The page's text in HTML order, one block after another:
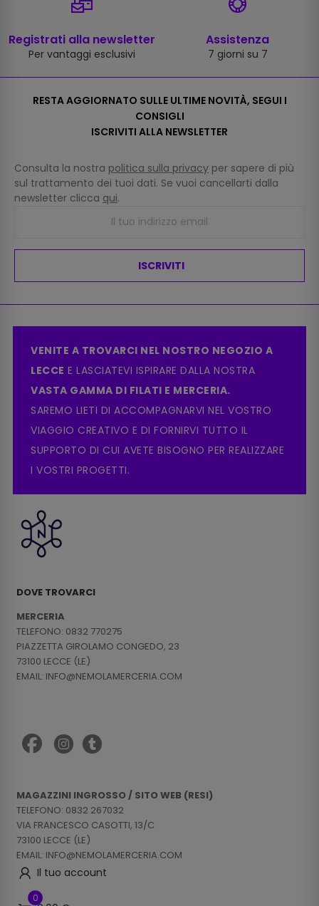
Registrati alla newsletter
Per vantaggi esclusivi
Assistenza
7 giorni su 7
RESTA AGGIORNATO SULLE ULTIME NOVITÀ, SEGUI I
CONSIGLI
ISCRIVITI ALLA NEWSLETTER
Consulta la nostra politica sulla privacy per sapere di più
sul trattamento dei tuoi dati. Se vuoi cancellarti dalla
newsletter clicca qui.
ISCRIVITI
VENITE A TROVARCI NEL NOSTRO NEGOZIO A
LECCE E LASCIATEVI ISPIRARE DALLA NOSTRA
VASTA GAMMA DI FILATI E MERCERIA.
SAREMO LIETI DI ACCOMPAGNARVI NEL VOSTRO
VIAGGIO CREATIVO E DI FORNIRVI TUTTO IL
SUPPORTO DI CUI AVETE BISOGNO PER REALIZZARE
I VOSTRI PROGETTI.
DOVE TROVARCI
MERCERIA
TELEFONO: 0832 770275
PIAZZETTA GIROLAMO CONGEDO, 23
73100 LECCE (LE)
EMAIL: INFO@NEMOLAMERCERIA.COM
MAGAZZINI INGROSSO / SITO WEB (RESI)
TELEFONO: 0832 267032
VIA FRANCESCO CASOTTI, 13/C
73100 LECCE (LE)
EMAIL: INFO@NEMOLAMERCERIA.COM
Il tuo account
0